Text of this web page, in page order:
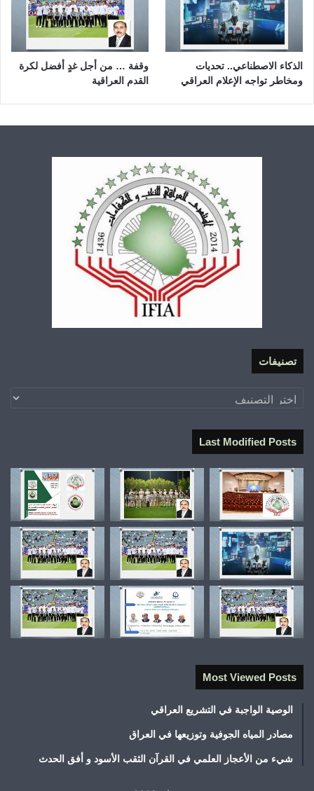
الذكاء الاصطناعي.. تحديات
ومخاطر تواجه الإعلام العراقي
وقفة … من أجل غدٍ أفضل لكرة
القدم العراقية
تصنيفات
تصنيفات
Last Modified Posts
Most Viewed Posts
الوصية الواجبة في التشريع العراقي
مصادر المياه الجوفية وتوزيعها في العراق
شيء من الأعجاز العلمي في القرآن الثقب الأسود و أفق الحدث